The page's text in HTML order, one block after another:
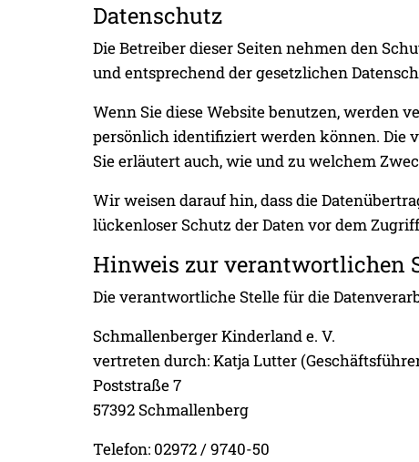
Datenschutz
Die Betreiber dieser Seiten nehmen den
und entsprechend der gesetzlichen
Wenn Sie diese Website benutzen, werden
persönlich identifiziert werden können. Die
Sie erläutert auch, wie und zu welchem
Wir weisen darauf hin, dass die
lückenloser Schutz der Daten vor dem
Hinweis zur verantwortlichen
Die verantwortliche Stelle für die
Schmallenberger Kinderland e. V.
vertreten durch: Katja Lutter
Poststraße 7
57392 Schmallenberg
Telefon: 02972 / 9740-50